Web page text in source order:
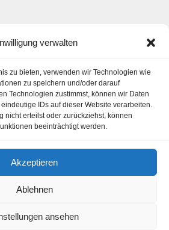
verwalten
zu bieten, verwenden wir Technologien wie
zu speichern und/oder darauf
Technologien zustimmst, können wir Daten
IDs auf dieser Website verarbeiten.
nicht erteilst oder zurückziehst, können
beeinträchtigt werden.
Akzeptieren
Ablehnen
ansehen